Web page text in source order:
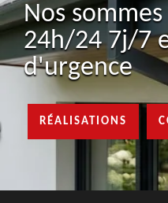
Nos
24h/24 7j/7
d'urgence
RÉALISATIONS